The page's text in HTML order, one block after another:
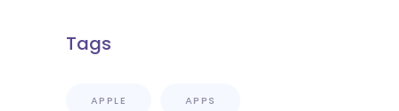
Tags
APPLE APPS